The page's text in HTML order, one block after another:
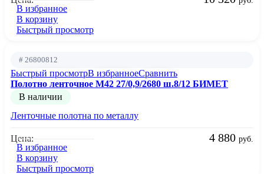
В избранное
В корзину
Быстрый просмотр
# 26800812
Быстрый просмотрВ избранноеСравнить
Полотно ленточное М42 27/0,9/2680 ш.8/12 БИМЕТ
В наличии
Ленточные полотна по металлу
Цена: 4 880 руб.
В избранное
В корзину
Быстрый просмотр